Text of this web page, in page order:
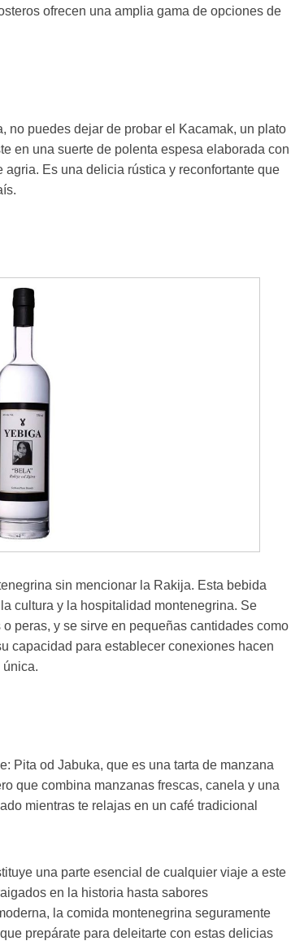
ofrecen una amplia gama de opciones de
no puedes dejar de probar el Kacamak, un plato
en una suerte de polenta espesa elaborada con
Es una delicia rústica y reconfortante que
sin mencionar la Rakija. Esta bebida
cultura y la hospitalidad montenegrina. Se
peras, y se sirve en pequeñas cantidades como
capacidad para establecer conexiones hacen
Pita od Jabuka, que es una tarta de manzana
que combina manzanas frescas, canela y una
mientras te relajas en un café tradicional
una parte esencial de cualquier viaje a este
en la historia hasta sabores
la comida montenegrina seguramente
prepárate para deleitarte con estas delicias